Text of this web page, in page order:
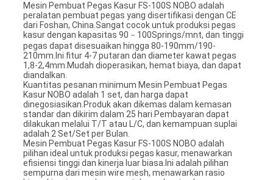
Mesin Pembuat Pegas Kasur FS-100S NOBO adalah
peralatan pembuat pegas yang disertifikasi dengan CE
dari Foshan, China.Sangat cocok untuk produksi pegas
kasur dengan kapasitas 90－100Springs/mnt, dan tinggi
pegas dapat disesuaikan hingga 80-190mm/190-
210mm.Ini fitur 4-7 putaran dan diameter kawat pegas
1,8-2,4mm.Mudah dioperasikan, hemat biaya, dan dapat
diandalkan.
Kuantitas pesanan minimum Mesin Pembuat Pegas
Kasur NOBO adalah 1 set, dan harga dapat
dinegosiasikan.Produk akan dikemas dalam kemasan
standar dan dikirim dalam 25 hari.Pembayaran dapat
dilakukan melalui T/T atau L/C, dan kemampuan suplai
adalah 2 Set/Set per Bulan.
Mesin Pembuat Pegas Kasur FS-100S NOBO adalah
pilihan ideal untuk produksi pegas kasur, menawarkan
efisiensi tinggi dan kinerja luar biasa.Ini adalah pilihan
sempurna dari mesin wire mesh, menawarkan rasio